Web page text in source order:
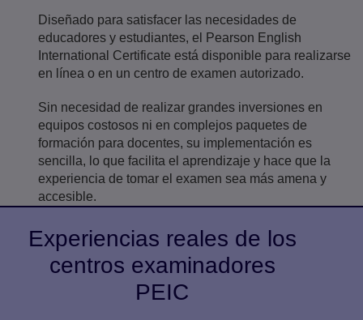
Diseñado para satisfacer las necesidades de
educadores y estudiantes, el Pearson English
International Certificate está disponible para realizarse
en línea o en un centro de examen autorizado.
Sin necesidad de realizar grandes inversiones en
equipos costosos ni en complejos paquetes de
formación para docentes, su implementación es
sencilla, lo que facilita el aprendizaje y hace que la
experiencia de tomar el examen sea más amena y
accesible.
Experiencias reales de los
centros examinadores
PEIC